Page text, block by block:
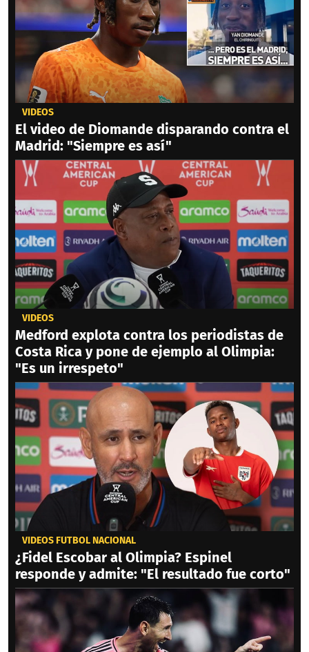
VIDEOS
El video de Diomande disparando contra el
Madrid: "Siempre es así"
VIDEOS
Medford explota contra los periodistas de
Costa Rica y pone de ejemplo al Olimpia:
"Es un irrespeto"
VIDEOS FÚTBOL NACIONAL
¿Fidel Escobar al Olimpia? Espinel
responde y admite: "El resultado fue corto"